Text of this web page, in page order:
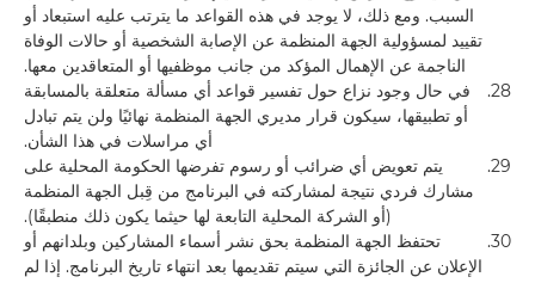
السبب. ومع ذلك، لا يوجد في هذه القواعد ما يترتب عليه استبعاد أو
تقييد لمسؤولية الجهة المنظمة عن الإصابة الشخصية أو حالات الوفاة
الناجمة عن الإهمال المؤكد من جانب موظفيها أو المتعاقدين معها.
28.
في حال وجود نزاع حول تفسير قواعد أي مسألة متعلقة بالمسابقة
أو تطبيقها، سيكون قرار مديري الجهة المنظمة نهائيًا ولن يتم تبادل
أي مراسلات في هذا الشأن.
29.
يتم تعويض أي ضرائب أو رسوم تفرضها الحكومة المحلية على
مشارك فردي نتيجة لمشاركته في البرنامج من قِبل الجهة المنظمة
(أو الشركة المحلية التابعة لها حيثما يكون ذلك منطبقًا).
30.
تحتفظ الجهة المنظمة بحق نشر أسماء المشاركين وبلدانهم أو
الإعلان عن الجائزة التي سيتم تقديمها بعد انتهاء تاريخ البرنامج. إذا لم